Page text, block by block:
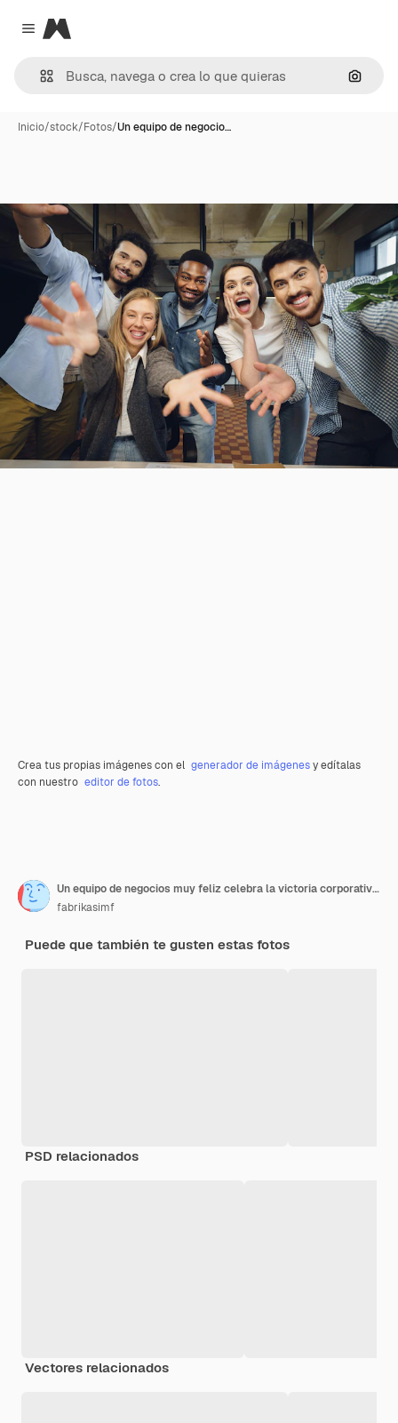
Close menu
Magnific
Inicio/stock/Fotos/Un equipo de negocio…
Crea tus propias imágenes con el generador de imágenesy edítalas
con nuestro editor de fotos.
Un equipo de negocios muy feliz celebra la victoria corporativa.
fabrikasimf
Puede que también te gusten estas fotos
PSD relacionados
Vectores relacionados